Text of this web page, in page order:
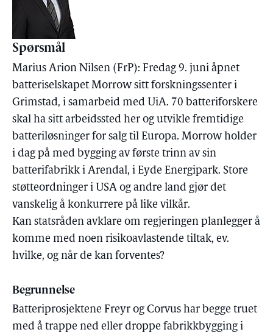
Spørsmål
Marius Arion Nilsen (FrP): Fredag 9. juni åpnet
batteriselskapet Morrow sitt forskningssenter i
Grimstad, i samarbeid med UiA. 70 batteriforskere
skal ha sitt arbeidssted her og utvikle fremtidige
batteriløsninger for salg til Europa. Morrow holder
i dag på med bygging av første trinn av sin
batterifabrikk i Arendal, i Eyde Energipark. Store
støtteordninger i USA og andre land gjør det
vanskelig å konkurrere på like vilkår.
Kan statsråden avklare om regjeringen planlegger å
komme med noen risikoavlastende tiltak, ev.
hvilke, og når de kan forventes?
Begrunnelse
Batteriprosjektene Freyr og Corvus har begge truet
med å trappe ned eller droppe fabrikkbygging i